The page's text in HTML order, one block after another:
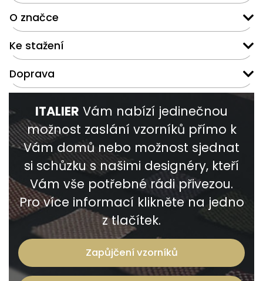
O značce
Ke stažení
Doprava
ITALIER Vám nabízí jedinečnou
možnost zaslání vzorníků přímo k
Vám domů nebo možnost sjednat
si schůzku s našimi designéry, kteří
Vám vše potřebné rádi přivezou.
Pro více informací klikněte na jedno
z tlačítek.
Zapůjčení vzorníků